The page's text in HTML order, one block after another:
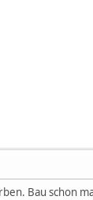
Bau schon